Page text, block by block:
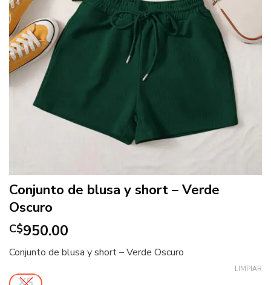
Conjunto de blusa y short – Verde
Oscuro
C$950.00
Conjunto de blusa y short – Verde Oscuro
LIMPIAR